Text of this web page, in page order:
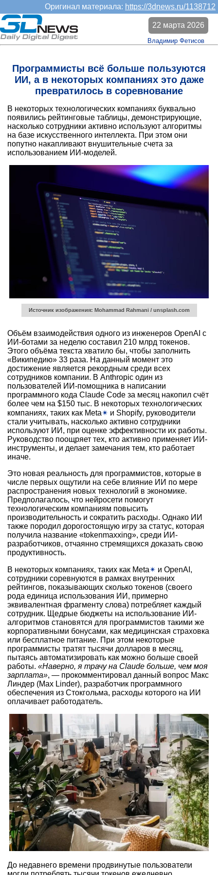
Оригинал материала: https://3dnews.ru/1138712
Программисты всё больше пользуются
ИИ, а в некоторых компаниях это даже
превратилось в соревнование
22 марта 2026
Владимир Фетисов
В некоторых технологических компаниях буквально
появились рейтинговые таблицы, демонстрирующие,
насколько сотрудники активно используют алгоритмы
на базе искусственного интеллекта. При этом они
попутно накапливают внушительные счета за
использованием ИИ-моделей.
Источник изображения: Mohammad Rahmani / unsplash.com
Объём взаимодействия одного из инженеров OpenAI с
ИИ-ботами за неделю составил 210 млрд токенов.
Этого объёма текста хватило бы, чтобы заполнить
«Википедию» 33 раза. На данный момент это
достижение является рекордным среди всех
сотрудников компании. В Anthropic один из
пользователей ИИ-помощника в написании
программного кода Claude Code за месяц накопил счёт
более чем на $150 тыс. В некоторых технологических
компаниях, таких как Meta✴ и Shopify, руководители
стали учитывать, насколько активно сотрудники
используют ИИ, при оценке эффективности их работы.
Руководство поощряет тех, кто активно применяет ИИ-
инструменты, и делает замечания тем, кто работает
иначе.
Это новая реальность для программистов, которые в
числе первых ощутили на себе влияние ИИ по мере
распространения новых технологий в экономике.
Предполагалось, что нейросети помогут
технологическим компаниям повысить
производительность и сократить расходы. Однако ИИ
также породил дорогостоящую игру за статус, которая
получила название «tokenmaxxing», среди ИИ-
разработчиков, отчаянно стремящихся доказать свою
продуктивность.
В некоторых компаниях, таких как Meta✴ и OpenAI,
сотрудники соревнуются в рамках внутренних
рейтингов, показывающих сколько токенов (своего
рода единица использования ИИ, примерно
эквивалентная фрагменту слова) потребляет каждый
сотрудник. Щедрые бюджеты на использование ИИ-
алгоритмов становятся для программистов такими же
корпоративными бонусами, как медицинская страховка
или бесплатное питание. При этом некоторые
программисты тратят тысячи долларов в месяц,
пытаясь автоматизировать как можно больше своей
работы. «Наверно, я трачу на Claude больше, чем моя
зарплата», — прокомментировал данный вопрос Макс
Линдер (Max Linder), разработчик программного
обеспечения из Стокгольма, расходы которого на ИИ
оплачивает работодатель.
До недавнего времени продвинутые пользователи